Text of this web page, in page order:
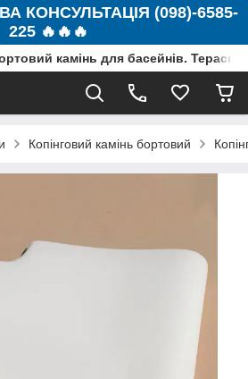
КОНСУЛЬТАЦІЯ (098)-6585-
225 🔥🔥🔥
камінь для басейнів. Терасна
Копінговий камінь бортовий